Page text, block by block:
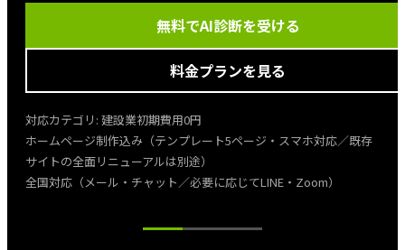
無料でAI診断を受ける
料金プランを見る
対応カテゴリ: 建設業初期費用0円
ホームページ制作込み（テンプレート5ページ・スマホ対応／既存
サイトの全面リニューアルは別途）
全国対応（メール・チャット／必要に応じてLINE・Zoom）